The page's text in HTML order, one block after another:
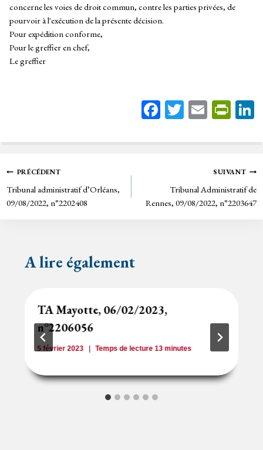
concerne les voies de droit commun, contre les parties privées, de
pourvoir à l'exécution de la présente décision.
Pour expédition conforme,
Pour le greffier en chef,
Le greffier
Fa
bo
T
tt
E
ail
Pr
tF
rie
n
dl
Navigation
de
PRÉCÉDENT
Tribunal administratif d’Orléans,
09/08/2022, n°2202408
SUIVANT
Tribunal Administratif de
Rennes, 09/08/2022, n°2203647
A lire également
TA Mayotte, 06/02/2023,
n°2206056
5 février 2023 Temps de lecture 13minutes